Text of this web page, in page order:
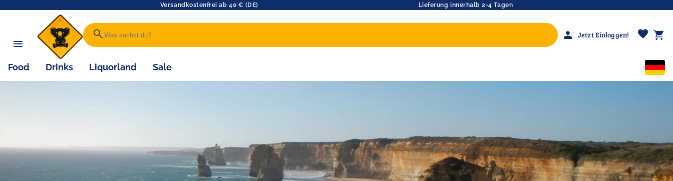
Versandkostenfrei ab 40 € (DE) Lieferung innerhalb 2-4 Tagen
search person Jetzt Einloggen! favorite shopping_cart
Food Drinks Liquorland Sale